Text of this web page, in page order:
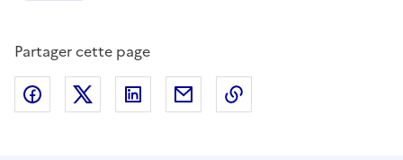
Partager cette page
Partager sur Facebook
Partager sur X (anciennement Twitter)
Partager sur LinkedIn
Partager par email